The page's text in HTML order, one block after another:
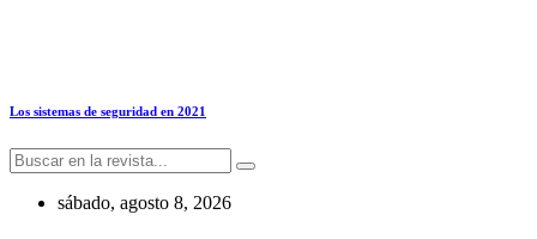
Los sistemas de seguridad en 2021
sábado, agosto 8, 2026